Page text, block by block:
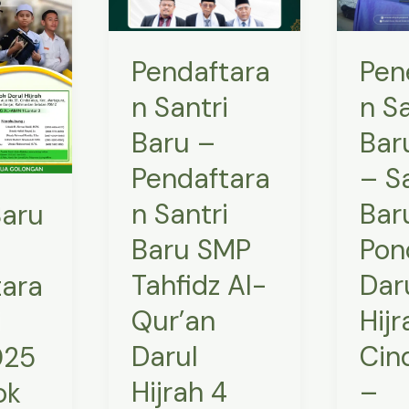
Pendaftara
n Santri
Baru –
Pendaftara
n Santri
Baru SMP
Tahfidz Al-
Qur’an
Darul
Hijrah 4
Pendaftaran
Baru
SMP
Tahfidz
Al-
Qur’an
Hijrah
4
Tanah
Bumbu
–
Pondok
Hijrah
n
–
–
–
Baru
Pondok
Darul
Hijrah
Cindai
–
Kab
Banjar